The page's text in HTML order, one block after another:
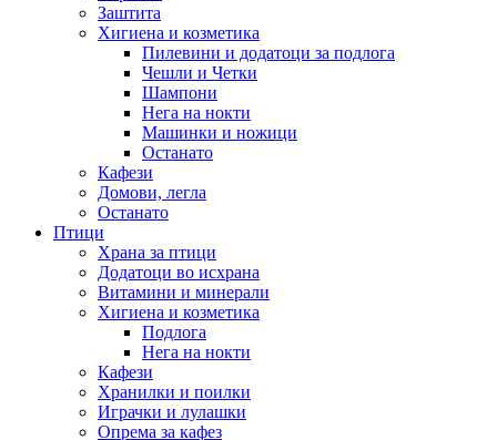
Заштита
Хигиена и козметика
Пилевини и додатоци за подлога
Чешли и Четки
Шампони
Нега на нокти
Машинки и ножици
Останато
Кафези
Домови, легла
Останато
Птици
Храна за птици
Додатоци во исхрана
Витамини и минерали
Хигиена и козметика
Подлога
Нега на нокти
Кафези
Хранилки и поилки
Играчки и лулашки
Опрема за кафез